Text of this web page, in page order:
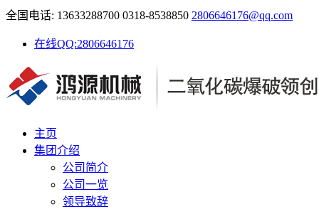
全国电话: 13633288700 0318-8538850 2806646176@qq.com
在线QQ:2806646176
主页
集团介绍
公司简介
公司一览
领导致辞